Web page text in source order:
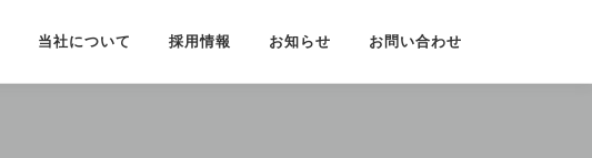
当社について 採用情報 お知らせ お問い合わせ